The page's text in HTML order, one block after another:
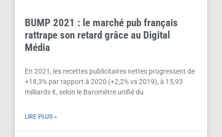
BUMP 2021 : le marché pub français
rattrape son retard grâce au Digital
Média
En 2021, les recettes publicitaires nettes progressent de
+18,3% par rapport à 2020 (+2,2% vs 2019), à 15,93
milliards €, selon le Baromètre unifié du
LIRE PLUS »